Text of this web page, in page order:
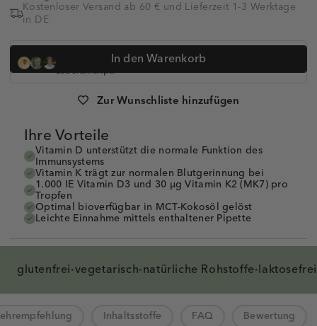
Kostenloser Versand ab 60 € und Lieferzeit 1-3 Werktage
in DE
In den Warenkorb
Zur Wunschliste hinzufügen
Dr. med. Simon Feldhaus, Heilpraktikerin Anna Koop, Dr.
Anne-Kathrin Huge undüber 320.000 Kunden vertrauen auf
Lebenskraftpur
Ihre Vorteile
Vitamin D unterstützt die normale Funktion des
Immunsystems
Vitamin K trägt zur normalen Blutgerinnung bei
1.000 IE Vitamin D3 und 30 µg Vitamin K2 (MK7) pro
Tropfen
Optimal bioverfügbar in MCT-Kokosöl gelöst
Leichte Einnahme mittels enthaltener Pipette
glutenfrei·vegetarisch·natürliche Rohstoffe·laktosefrei
Inhaltsstoffe FAQ Bewertung